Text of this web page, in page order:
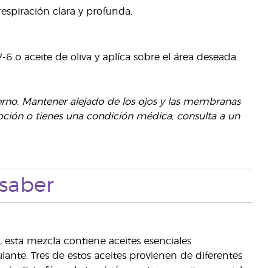
clara y profunda.
o aceite de oliva y aplíca sobre el área deseada.
Mantener alejado de los ojos y las membranas
o tienes una condición médica, consulta a un
mezcla contiene aceites esenciales
Tres de estos aceites provienen de diferentes